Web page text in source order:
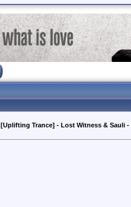
[Uplifting Trance] - Lost Witness & Sauli